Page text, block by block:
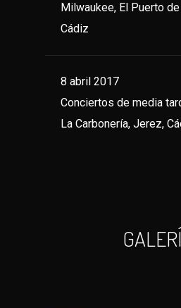
Milwaukee, El Puerto
Cádiz
8 abril 2017
Conciertos de media
La Carbonería, Jerez,